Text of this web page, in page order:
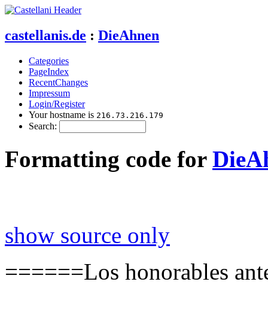
castellanis.de : DieAhnen
Categories
PageIndex
RecentChanges
Impressum
Login/Register
Your hostname is 216.73.216.179
Search:
Formatting code for
show source only
======Los honorables